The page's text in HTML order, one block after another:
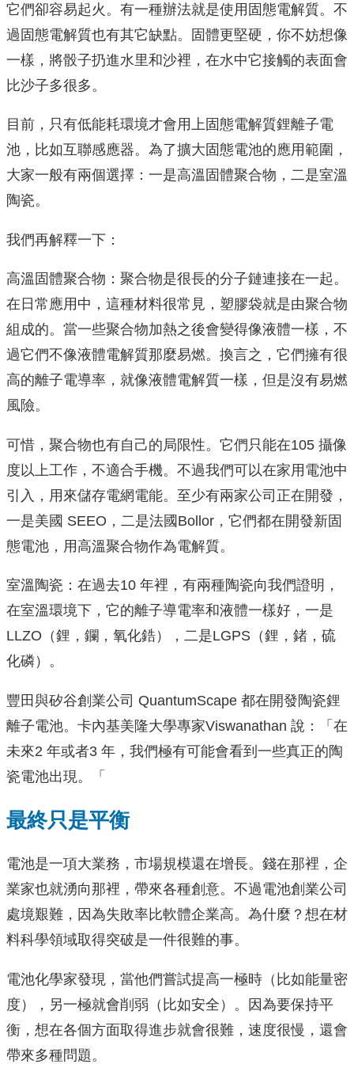
它們卻容易起火。有一種辦法就是使用固態電解質。不
過固態電解質也有其它缺點。固體更堅硬，你不妨想像
一樣，將骰子扔進水里和沙裡，在水中它接觸的表面會
比沙子多很多。
目前，只有低能耗環境才會用上固態電解質鋰離子電
池，比如互聯感應器。為了擴大固態電池的應用範圍，
大家一般有兩個選擇：一是高溫固體聚合物，二是室溫
陶瓷。
我們再解釋一下：
高溫固體聚合物：聚合物是很長的分子鏈連接在一起。
在日常應用中，這種材料很常見，塑膠袋就是由聚合物
組成的。當一些聚合物加熱之後會變得像液體一樣，不
過它們不像液體電解質那麼易燃。換言之，它們擁有很
高的離子電導率，就像液體電解質一樣，但是沒有易燃
風險。
可惜，聚合物也有自己的局限性。它們只能在105 攝像
度以上工作，不適合手機。不過我們可以在家用電池中
引入，用來儲存電網電能。至少有兩家公司正在開發，
一是美國 SEEO，二是法國Bollor，它們都在開發新固
態電池，用高溫聚合物作為電解質。
室溫陶瓷：在過去10 年裡，有兩種陶瓷向我們證明，
在室溫環境下，它的離子導電率和液體一樣好，一是
LLZO（鋰，鑭，氧化鋯），二是LGPS（鋰，鍺，硫
化磷）。
豐田與矽谷創業公司 QuantumScape 都在開發陶瓷鋰
離子電池。卡內基美隆大學專家Viswanathan 說：「在
未來2 年或者3 年，我們極有可能會看到一些真正的陶
瓷電池出現。「
最終只是平衡
電池是一項大業務，市場規模還在增長。錢在那裡，企
業家也就湧向那裡，帶來各種創意。不過電池創業公司
處境艱難，因為失敗率比軟體企業高。為什麼？想在材
料科學領域取得突破是一件很難的事。
電池化學家發現，當他們嘗試提高一極時（比如能量密
度），另一極就會削弱（比如安全）。因為要保持平
衡，想在各個方面取得進步就會很難，速度很慢，還會
帶來多種問題。